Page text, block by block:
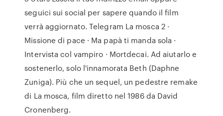
seguici sui social per sapere quando il film
verrà aggiornato. Telegram La mosca 2 ·
Missione di pace · Ma papà ti manda sola ·
Intervista col vampiro · Mortdecai. Ad aiutarlo e
sostenerlo, solo l'innamorata Beth (Daphne
Zuniga). Più che un sequel, un pedestre remake
di La mosca, film diretto nel 1986 da David
Cronenberg.